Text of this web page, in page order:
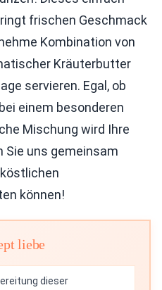
frischen Geschmack
Kombination von
Kräuterbutter
servieren. Egal, ob
einem besonderen
Mischung wird Ihre
Sie uns gemeinsam
können!
liebe
dieser